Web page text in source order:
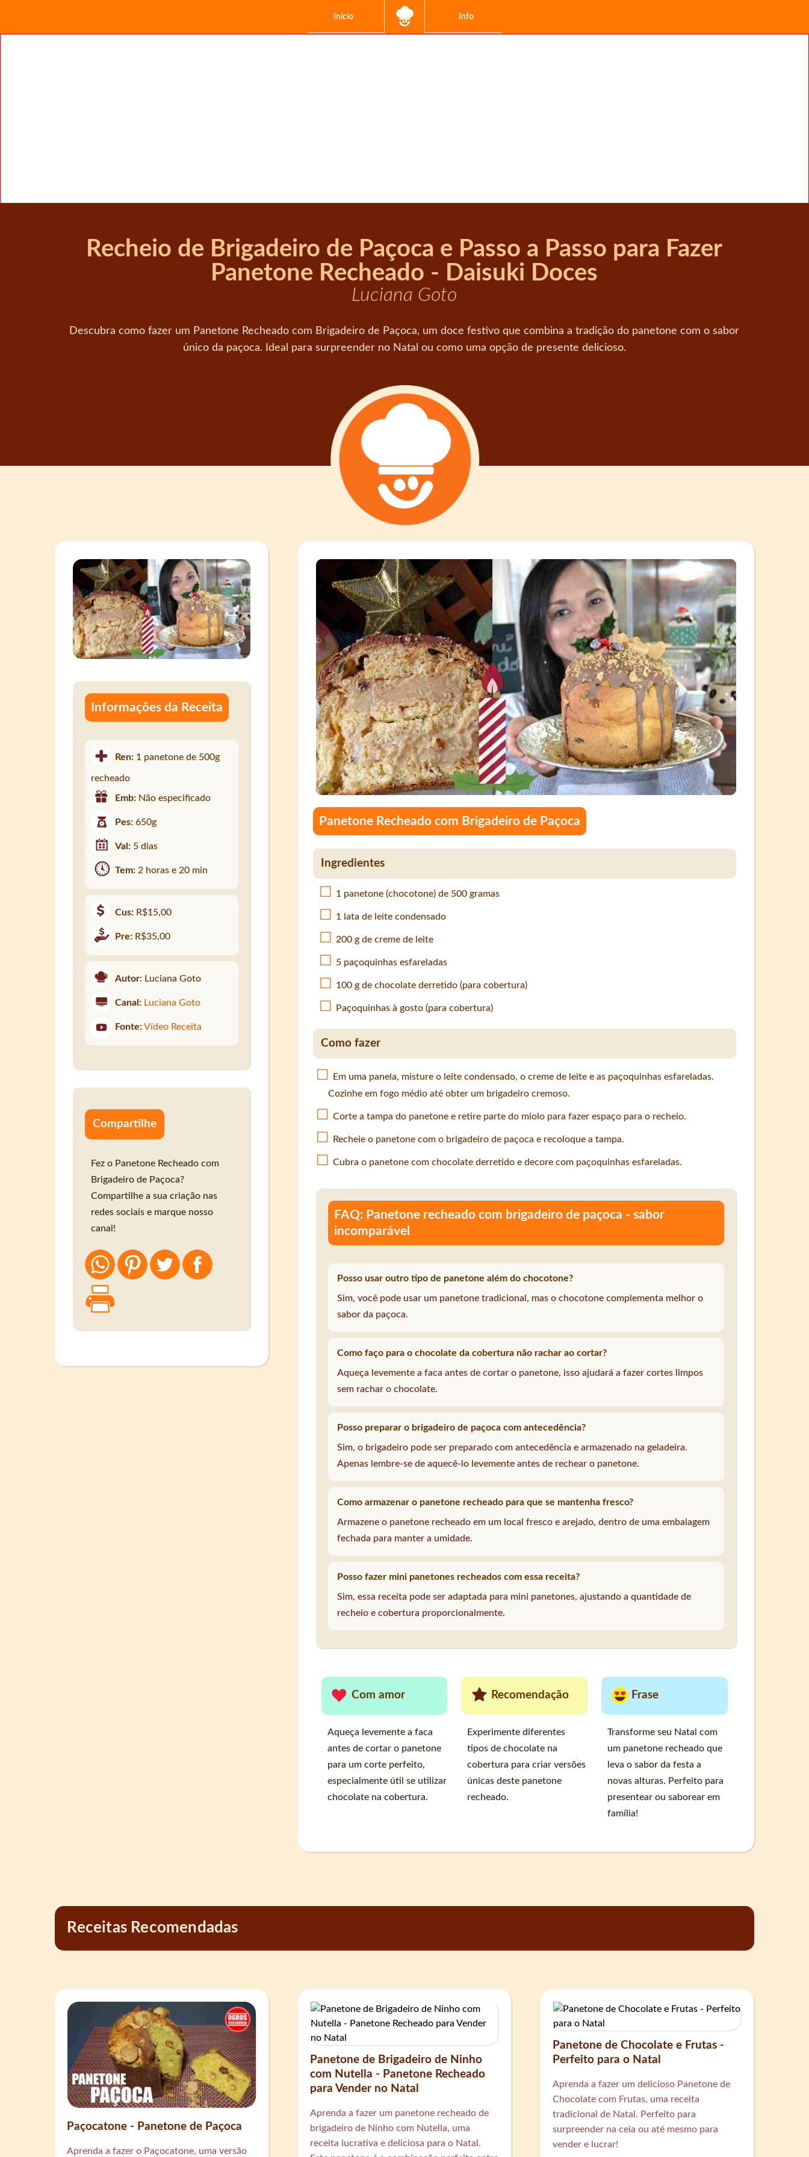
Início Info
Recheio de Brigadeiro de Paçoca e Passo a Passo para Fazer
Panetone Recheado - Daisuki Doces
Luciana Goto
Descubra como fazer um Panetone Recheado com Brigadeiro de Paçoca, um doce festivo que combina a tradição do panetone com o sabor
único da paçoca. Ideal para surpreender no Natal ou como uma opção de presente delicioso.
Panetone Recheado com Brigadeiro de Paçoca
Ingredientes
1 panetone (chocotone) de 500 gramas
1 lata de leite condensado
200 g de creme de leite
5 paçoquinhas esfareladas
100 g de chocolate derretido (para cobertura)
Paçoquinhas à gosto (para cobertura)
Como fazer
Em uma panela, misture o leite condensado, o creme de leite e as paçoquinhas esfareladas.
Cozinhe em fogo médio até obter um brigadeiro cremoso.
Corte a tampa do panetone e retire parte do miolo para fazer espaço para o recheio.
Recheie o panetone com o brigadeiro de paçoca e recoloque a tampa.
Cubra o panetone com chocolate derretido e decore com paçoquinhas esfareladas.
FAQ: Panetone recheado com brigadeiro de paçoca - sabor
incomparável
Posso usar outro tipo de panetone além do chocotone?
Sim, você pode usar um panetone tradicional, mas o chocotone complementa melhor o
sabor da paçoca.
Como faço para o chocolate da cobertura não rachar ao cortar?
Aqueça levemente a faca antes de cortar o panetone, isso ajudará a fazer cortes limpos
sem rachar o chocolate.
Posso preparar o brigadeiro de paçoca com antecedência?
Sim, o brigadeiro pode ser preparado com antecedência e armazenado na geladeira.
Apenas lembre-se de aquecê-lo levemente antes de rechear o panetone.
Como armazenar o panetone recheado para que se mantenha fresco?
Armazene o panetone recheado em um local fresco e arejado, dentro de uma embalagem
fechada para manter a umidade.
Posso fazer mini panetones recheados com essa receita?
Sim, essa receita pode ser adaptada para mini panetones, ajustando a quantidade de
recheio e cobertura proporcionalmente.
Com amor
Aqueça levemente a faca
antes de cortar o panetone
para um corte perfeito,
especialmente útil se utilizar
chocolate na cobertura.
Recomendação
Experimente diferentes
tipos de chocolate na
cobertura para criar versões
únicas deste panetone
recheado.
Frase
Transforme seu Natal com
um panetone recheado que
leva o sabor da festa a
novas alturas. Perfeito para
presentear ou saborear em
família!
Informações da Receita
Ren: 1 panetone de 500g
recheado
Emb: Não especificado
Pes:650g
Val: 5 dias
Tem: 2 horas e 20 min
Cus: R$15,00
Pre: R$35,00
Autor: Luciana Goto
Canal: Luciana Goto
Fonte: Vídeo Receita
Compartilhe
Fez o Panetone Recheado com
Brigadeiro de Paçoca?
Compartilhe a sua criação nas
redes sociais e marque nosso
canal!
Receitas Recomendadas
Paçocatone - Panetone de Paçoca
Aprenda a fazer o Paçocatone, uma versão
Panetone de Brigadeiro de Ninho
com Nutella - Panetone Recheado
para Vender no Natal
Aprenda a fazer um panetone recheado de
brigadeiro de Ninho com Nutella, uma
receita lucrativa e deliciosa para o Natal.
Panetone de Chocolate e Frutas -
Perfeito para o Natal
Aprenda a fazer um delicioso Panetone de
Chocolate com Frutas, uma receita
tradicional de Natal. Perfeito para
surpreender na ceia ou até mesmo para
vender e lucrar!